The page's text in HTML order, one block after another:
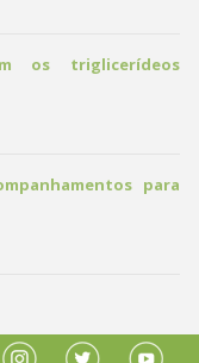
os triglicerídeos
para